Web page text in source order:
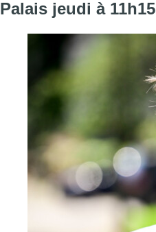
Palais jeudi à 11h15